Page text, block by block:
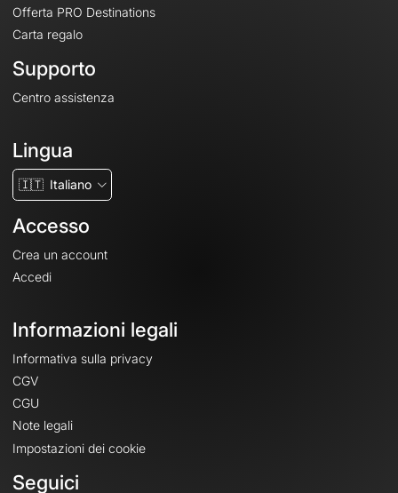
Offerta PRO Destinations
Carta regalo
Supporto
Centro assistenza
Lingua
🇮🇹 Italiano
Accesso
Crea un account
Accedi
Informazioni legali
Informativa sulla privacy
CGV
CGU
Note legali
Impostazioni dei cookie
Seguici